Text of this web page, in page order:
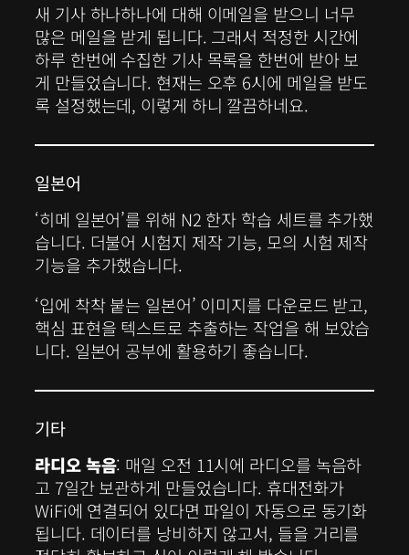
새 기사 하나하나에 대해 이메일을 받으니 너무
많은 메일을 받게 됩니다. 그래서 적정한 시간에
하루 한번에 수집한 기사 목록을 한번에 받아 보
게 만들었습니다. 현재는 오후 6시에 메일을 받도
록 설정했는데, 이렇게 하니 깔끔하네요.
일본어
‘히메 일본어’를 위해 N2 한자 학습 세트를 추가했
습니다. 더불어 시험지 제작 기능, 모의 시험 제작
기능을 추가했습니다.
‘입에 착착 붙는 일본어’ 이미지를 다운로드 받고,
핵심 표현을 텍스트로 추출하는 작업을 해 보았습
니다. 일본어 공부에 활용하기 좋습니다.
기타
라디오 녹음: 매일 오전 11시에 라디오를 녹음하
고 7일간 보관하게 만들었습니다. 휴대전화가
WiFi에 연결되어 있다면 파일이 자동으로 동기화
됩니다. 데이터를 낭비하지 않고서, 들을 거리를